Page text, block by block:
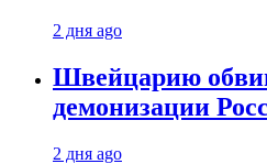
2 дня ago
Швейцарию
демонизации
2 дня ago